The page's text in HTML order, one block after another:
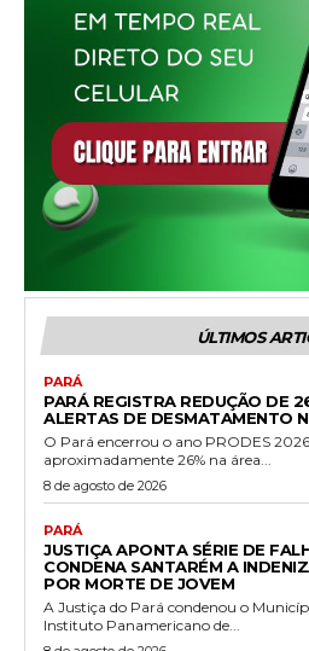
ÚLTIMOS
PARÁ
PARÁ REGISTRA REDUÇÃO DE
ALERTAS DE DESMATAMENTO
O Pará encerrou o ano PRODES
aproximadamente 26% na área...
8 de agosto de 2026
PARÁ
JUSTIÇA APONTA SÉRIE DE
CONDENA SANTARÉM A
POR MORTE DE JOVEM
A Justiça do Pará condenou o
Instituto Panamericano de...